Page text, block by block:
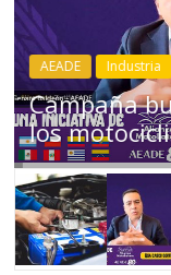
Industria
Choferes
Ecuador